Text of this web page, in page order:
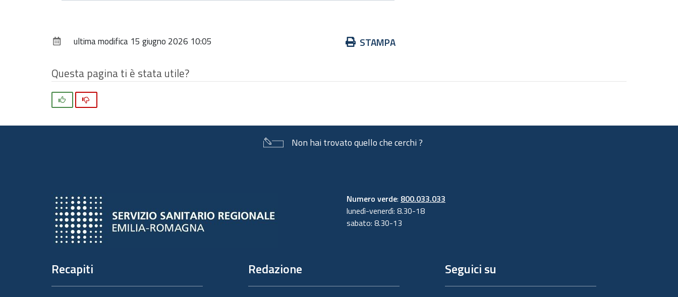
AzioniSTAMPA
ultima modifica 15 giugno 2026 10:05
Questa pagina ti è stata utile?
Non hai trovato quello che cerchi ?
Numero verde: 800.033.033
lunedì-venerdì: 8.30-18
sabato: 8.30-13
Recapiti Redazione Seguici su